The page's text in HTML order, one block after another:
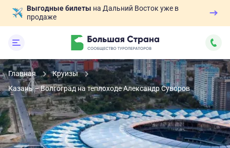
Выгодные билеты на Дальний Восток уже в
продаже
Главная
Круизы
Казань – Волгоград на теплоходе Александр Суворов